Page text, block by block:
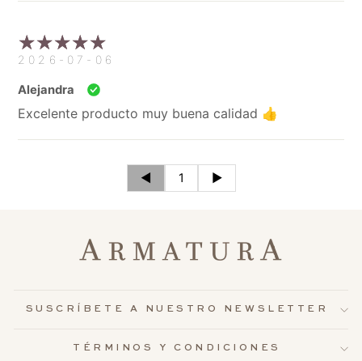
2026-07-06
Alejandra
Excelente producto muy buena calidad 👍
◄ 1 ►
SUSCRÍBETE A NUESTRO NEWSLETTER
TÉRMINOS Y CONDICIONES